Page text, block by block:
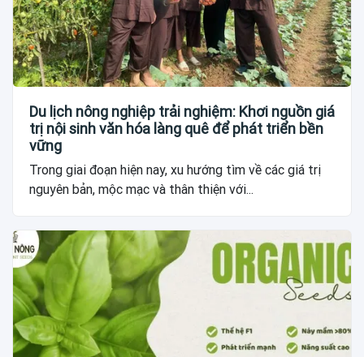
Du lịch nông nghiệp trải nghiệm: Khơi nguồn giá
trị nội sinh văn hóa làng quê để phát triển bền
vững
Trong giai đoạn hiện nay, xu hướng tìm về các giá trị
nguyên bản, mộc mạc và thân thiện với...